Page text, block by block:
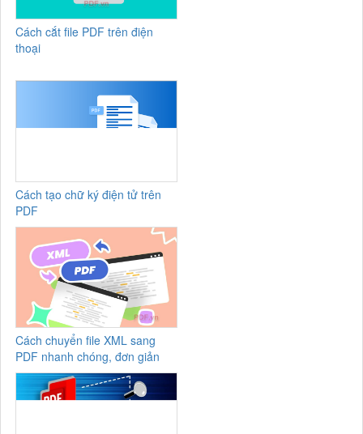
Cách cắt file PDF trên điện
thoại
Cách tạo chữ ký điện tử trên
PDF
Cách chuyển file XML sang
PDF nhanh chóng, đơn giản